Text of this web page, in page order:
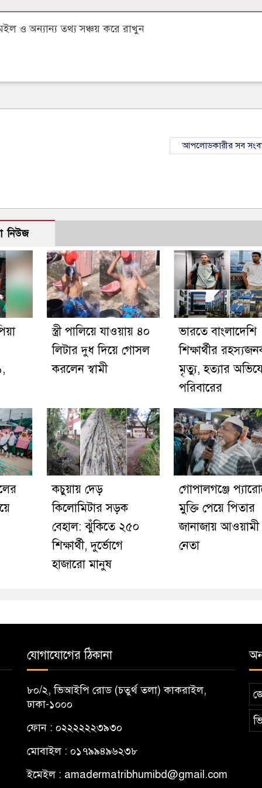
ও অন্যান্য তথ্য সঞ্চয় করে রাখুন
আপলোডকারীর সব
নিউজ
স্ত্রী পালিয়ে যাওয়ায় ৪০
লিটার দুধ দিয়ে গোসল
করলেন স্বামী
ভারতে বাংলাদেশি
শিক্ষার্থীর
মৃত্যু, হত্যার
পরিবারের
কচুয়ায় দেড়
কিলোমিটার সড়ক
বেহাল: ঝুঁকিতে ২৫০
শিক্ষার্থী, দুর্ভোগে
হাজারো মানুষ
গোপালগঞ্জে
মুক্তি পেয়ে পিতার
জানাজায়
নেতা
যোগাযোগের ঠিকানা
৮০/২, ভিআইপি রোড (চতুর্থ তলা) কাকরাইল,
ঢাকা-১০০০
ফোন : ০২২২২২২৩৯৩০
মোবাইল : ০১৭৯৯৪৯৬২৩৮
ইমেইল : amadermatribhumibd@gmail.com